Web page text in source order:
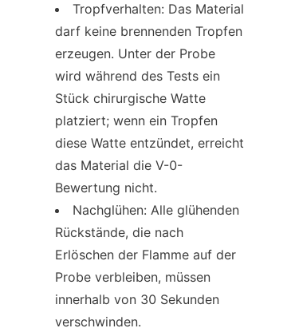
Tropfverhalten: Das Material
darf keine brennenden Tropfen
erzeugen. Unter der Probe
wird während des Tests ein
Stück chirurgische Watte
platziert; wenn ein Tropfen
diese Watte entzündet, erreicht
das Material die V-0-
Bewertung nicht.
Nachglühen: Alle glühenden
Rückstände, die nach
Erlöschen der Flamme auf der
Probe verbleiben, müssen
innerhalb von 30 Sekunden
verschwinden.